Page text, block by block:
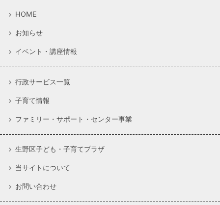
HOME
お知らせ
イベント・講座情報
行政サービス一覧
子育て情報
ファミリー・サポート・センター事業
生野区子ども・子育てプラザ
当サイトについて
お問い合わせ